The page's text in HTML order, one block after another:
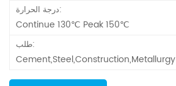
درجة الحرارة:
Continue 130℃ Peak 150℃
طلب:
Cement,Steel,Construction,Metallurgy